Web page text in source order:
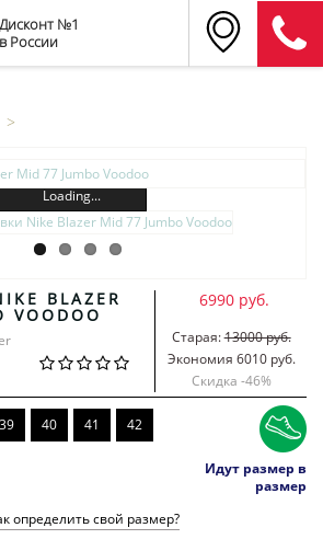
Дисконт №1
в России
Loading...
BLAZER
VOODOO
6990 руб.
Старая:13000 руб.
Экономия 6010 руб.
Скидка -46%
39 40 41 42
Идут размер в
размер
определить свой размер?